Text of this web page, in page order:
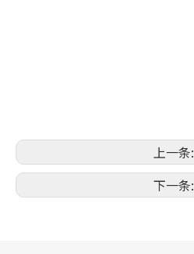
上一条:
下一条: